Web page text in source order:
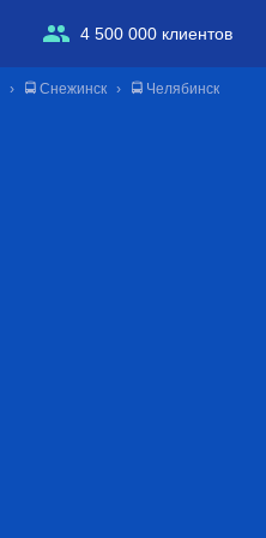
4 500 000 клиентов
🚍 Снежинск 🚍 Челябинск